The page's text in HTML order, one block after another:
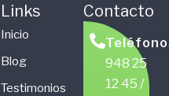
Links
Inicio
Blog
Testimonios
Contacto
948 25
12 45 /